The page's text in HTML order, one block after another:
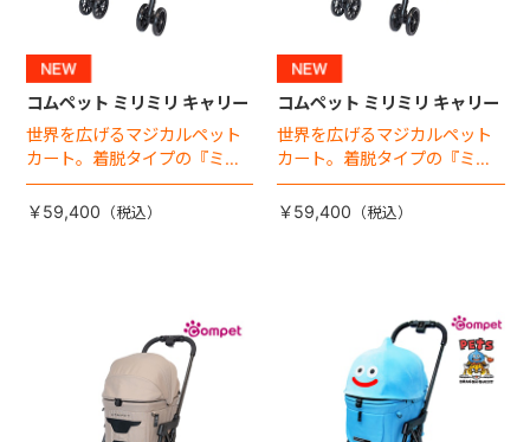
コムペット ミリミリ キャリー
世界を広げるマジカルペット
カート。着脱タイプの『ミリ
ミリ キャリー』 からアースカ
ラーが登場！
￥59,400
コムペット ミリミリ キャリー
世界を広げるマジカルペット
カート。着脱タイプの『ミリ
ミリ キャリー』 からアースカ
ラーが登場！
￥59,400